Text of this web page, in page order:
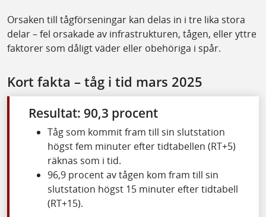
Orsaken till tågförseningar kan delas in i tre lika stora
delar – fel orsakade av infrastrukturen, tågen, eller yttre
faktorer som dåligt väder eller obehöriga i spår.
Kort fakta – tåg i tid mars 2025
Resultat: 90,3 procent
Tåg som kommit fram till sin slutstation
högst fem minuter efter tidtabellen (RT+5)
räknas som i tid.
96,9 procent av tågen kom fram till sin
slutstation högst 15 minuter efter tidtabell
(RT+15).